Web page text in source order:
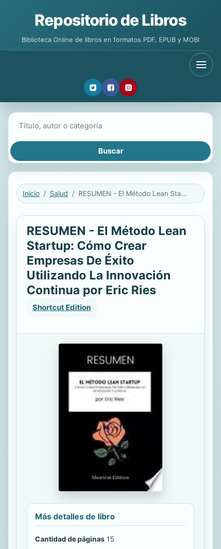
Repositorio de Libros
Biblioteca Online de libros en formatos PDF, EPUB y MOBI
Inicio Salud RESUMEN - El Método Lean Startup: Cómo Crear Empresas De Éxito Utilizando La Innovación Continua por Eric Ries
RESUMEN - El Método Lean
Startup: Cómo Crear
Empresas De Éxito
Utilizando La Innovación
Continua por Eric Ries
Shortcut Edition
Más detalles de libro
Cantidad de páginas 15